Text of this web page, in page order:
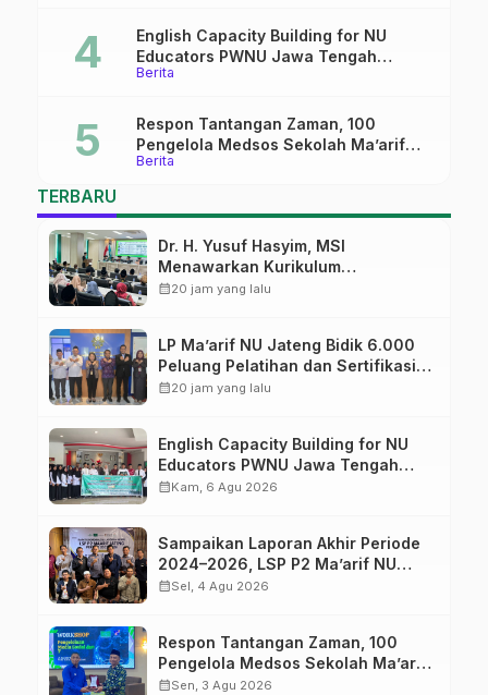
Berita
English Capacity Building for NU
Educators PWNU Jawa Tengah
Batch#4; Membuka Jalan Menuju
Berita
Respon Tantangan Zaman, 100
Pengelola Medsos Sekolah Ma’arif
Pekalongan Ikuti Pelatihan Literasi
TERBARU
Dr. H. Yusuf Hasyim, MSI
Menawarkan Kurikulum
Diversifikasi, Harapan Baru dalam
calendar_month20 jam yang lalu
LP Ma’arif NU Jateng Bidik 6.000
Peluang Pelatihan dan Sertifikasi
bagi Lulusan SMK
calendar_month20 jam yang lalu
English Capacity Building for NU
Educators PWNU Jawa Tengah
Batch#4; Membuka Jalan Menuju
calendar_monthKam, 6 Agu 2026
Sampaikan Laporan Akhir Periode
2024–2026, LSP P2 Ma’arif NU
Jateng Mantapkan Sinergi Link and
calendar_monthSel, 4 Agu 2026
Respon Tantangan Zaman, 100
Pengelola Medsos Sekolah Ma’arif
Pekalongan Ikuti Pelatihan Literasi
calendar_monthSen, 3 Agu 2026